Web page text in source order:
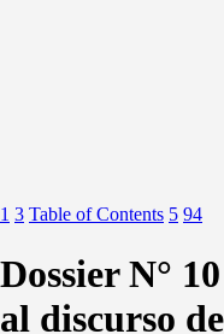
1 3 Table of Contents 5 94
Dossier N°
al discurso